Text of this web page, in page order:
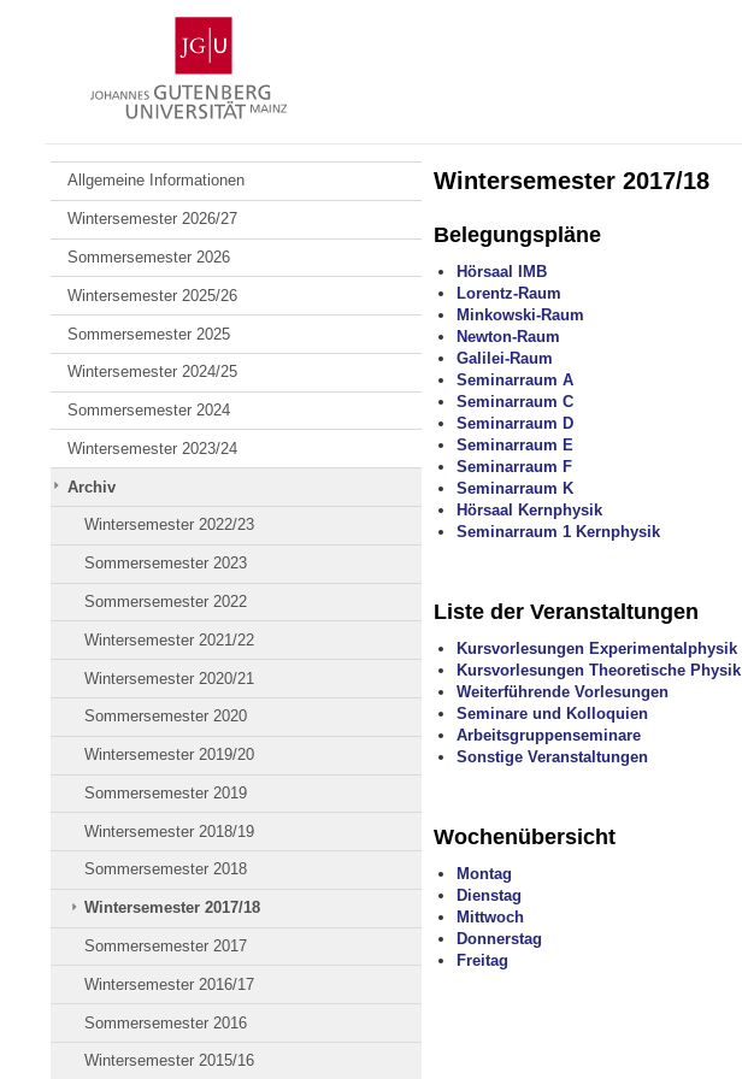
Gutenberg-
Universität
Mainz
Allgemeine Informationen
Wintersemester 2026/27
Sommersemester 2026
Wintersemester 2025/26
Sommersemester 2025
Wintersemester 2024/25
Sommersemester 2024
Wintersemester 2023/24
Archiv
Wintersemester 2022/23
Sommersemester 2023
Sommersemester 2022
Wintersemester 2021/22
Wintersemester 2020/21
Sommersemester 2020
Wintersemester 2019/20
Sommersemester 2019
Wintersemester 2018/19
Sommersemester 2018
Wintersemester 2017/18
Sommersemester 2017
Wintersemester 2016/17
Sommersemester 2016
Wintersemester 2015/16
Wintersemester 2017/18
Belegungspläne
Hörsaal IMB
Lorentz-Raum
Minkowski-Raum
Newton-Raum
Galilei-Raum
Seminarraum A
Seminarraum C
Seminarraum D
Seminarraum E
Seminarraum F
Seminarraum K
Hörsaal Kernphysik
Seminarraum 1 Kernphysik
Liste der Veranstaltungen
Kursvorlesungen Experimentalphysik
Kursvorlesungen Theoretische Physik
Weiterführende Vorlesungen
Seminare und Kolloquien
Arbeitsgruppenseminare
Sonstige Veranstaltungen
Wochenübersicht
Montag
Dienstag
Mittwoch
Donnerstag
Freitag